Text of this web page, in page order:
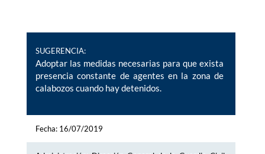
SUGERENCIA:
Adoptar las medidas necesarias para que exista
presencia constante de agentes en la zona de
calabozos cuando hay detenidos.
Fecha: 16/07/2019